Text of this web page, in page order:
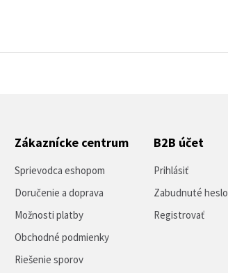
Zákaznícke centrum
Sprievodca eshopom
Doručenie a doprava
Možnosti platby
Obchodné podmienky
Riešenie sporov
B2B účet
Prihlásiť
Zabudnuté heslo
Registrovať